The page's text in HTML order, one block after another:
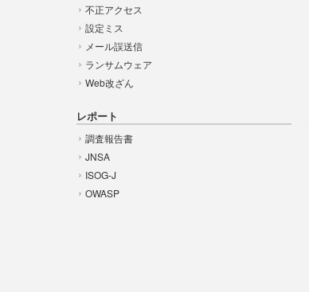
不正アクセス
設定ミス
メール誤送信
ランサムウェア
Web改ざん
レポート
調査報告書
JNSA
ISOG-J
OWASP